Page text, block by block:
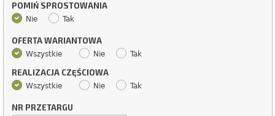
POMIŃ SPROSTOWANIA
Nie Tak
OFERTA WARIANTOWA
Wszystkie Nie Tak
REALIZACJA CZĘŚCIOWA
Wszystkie Nie Tak
NR PRZETARGU